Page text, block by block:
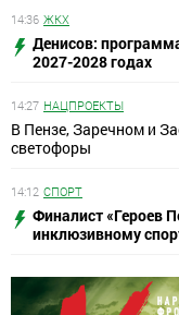
14:36 ЖКХ
Денисов:
2027-2028 годах
14:27 НАЦПРОЕКТЫ
В Пензе, Заречном и
светофоры
14:12 СПОРТ
Финалист «Героев
инклюзивному